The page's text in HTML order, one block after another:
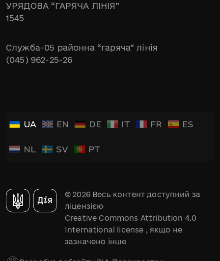
УРЯДОВА “ГАРЯЧА ЛІНІЯ”
1545
Служба-05 районна “гаряча” лінія
(045) 962-25-26
UA EN DE IT FR ES
NL SV PT
© 2026 Весь контент доступний за
ліцензією
Creative Commons Attribution 4.0
International license , якщо не
зазначено інше